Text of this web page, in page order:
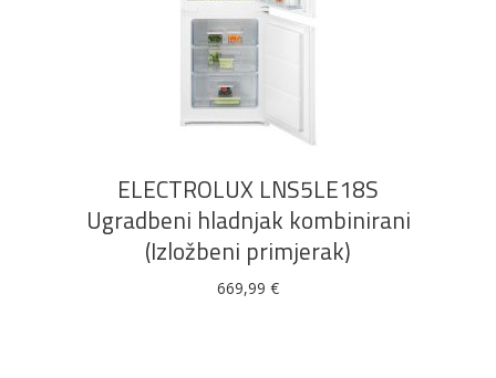
DODAJ U KOŠARICU
ELECTROLUX LNS5LE18S
Ugradbeni hladnjak kombinirani
(Izložbeni primjerak)
669,99 €